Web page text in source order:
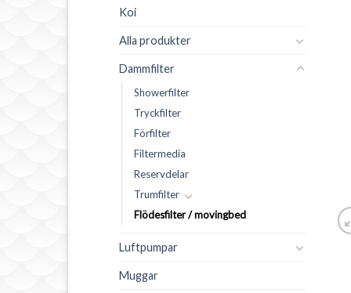
Koi
Alla produkter
Dammfilter
Showerfilter
Tryckfilter
Förfilter
Filtermedia
Reservdelar
Trumfilter
Flödesfilter / movingbed
Luftpumpar
Muggar